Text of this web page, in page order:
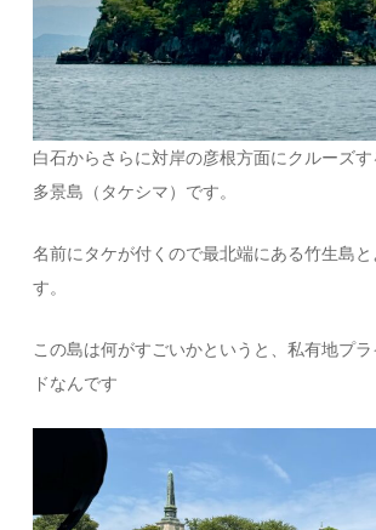
白石からさらに対岸の彦根方面にクルーズ
多景島（タケシマ）です。
名前にタケが付くので最北端にある竹生島と
す。
この島は何がすごいかというと、私有地プ
ドなんです